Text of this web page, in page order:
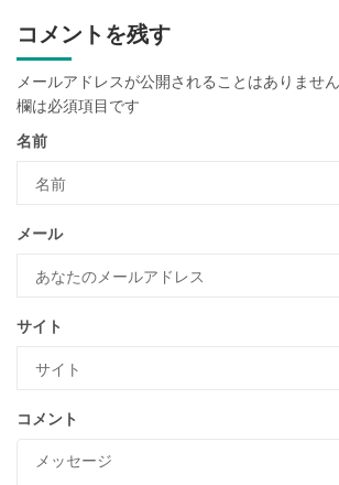
コメントを残す
メールアドレスが公開されることはありません
欄は必須項目です
名前
メール
サイト
コメント